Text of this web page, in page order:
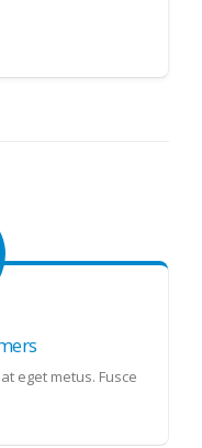
eget metus. Fusce